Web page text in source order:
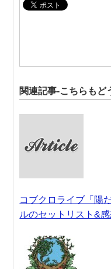
関連記事-こちらもど
コブクロライブ「陽
ルのセットリスト&